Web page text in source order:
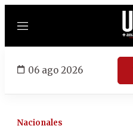
Menú
06 ago 2026
Nacionales